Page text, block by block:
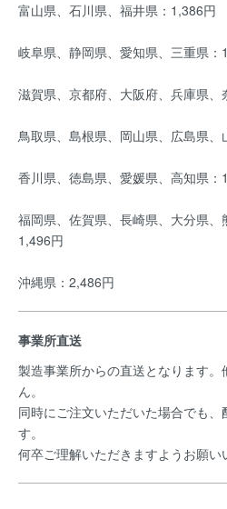
富山県、石川県、福井県：1,386円
岐阜県、静岡県、愛知県、三重県：
滋賀県、京都府、大阪府、兵庫県
鳥取県、島根県、岡山県、広島県、
香川県、徳島県、愛媛県、高知県：
福岡県、佐賀県、長崎県、大分県、
1,496円
沖縄県：2,486円
事業所直送
製造事業所からの直送となります
ん。
同時にご注文いただいた場合でも、
す。
何卒ご理解いただきますようお願い